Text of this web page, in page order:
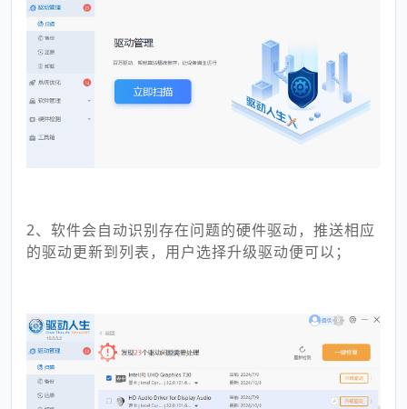
2、软件会自动识别存在问题的硬件驱动，推送相应
的驱动更新到列表，用户选择升级驱动便可以；